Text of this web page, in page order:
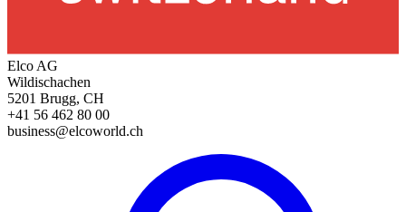
Elco AG
Wildischachen
5201 Brugg, CH
+41 56 462 80 00
business@elcoworld.ch